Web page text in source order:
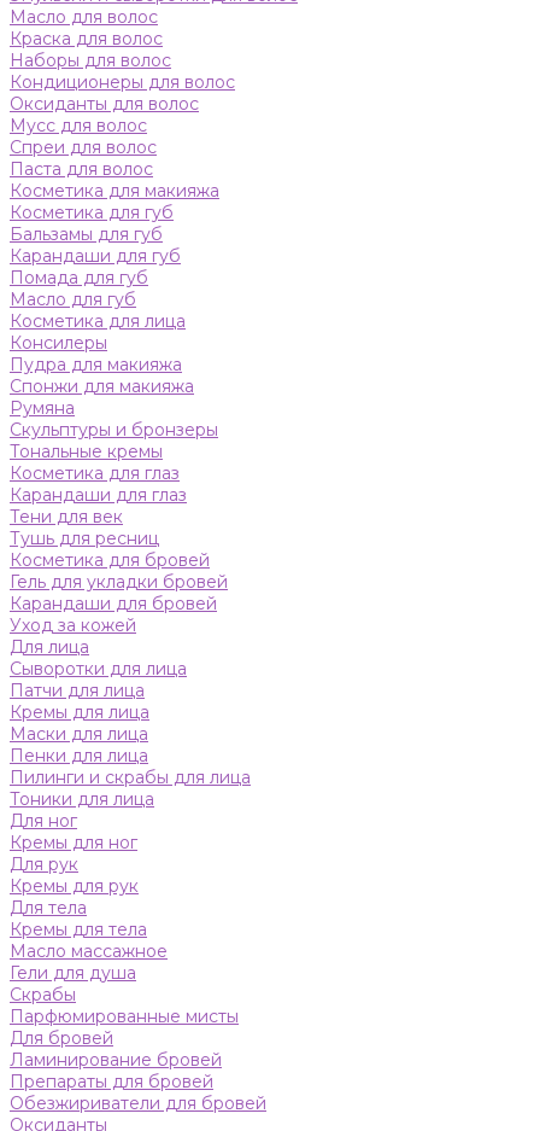
Масло для волос
Краска для волос
Наборы для волос
Кондиционеры для волос
Оксиданты для волос
Мусс для волос
Спреи для волос
Паста для волос
Косметика для макияжа
Косметика для губ
Бальзамы для губ
Карандаши для губ
Помада для губ
Масло для губ
Косметика для лица
Консилеры
Пудра для макияжа
Спонжи для макияжа
Румяна
Скульптуры и бронзеры
Тональные кремы
Косметика для глаз
Карандаши для глаз
Тени для век
Тушь для ресниц
Косметика для бровей
Гель для укладки бровей
Карандаши для бровей
Уход за кожей
Для лица
Сыворотки для лица
Патчи для лица
Кремы для лица
Маски для лица
Пенки для лица
Пилинги и скрабы для лица
Тоники для лица
Для ног
Кремы для ног
Для рук
Кремы для рук
Для тела
Кремы для тела
Масло массажное
Гели для душа
Скрабы
Парфюмированные мисты
Для бровей
Ламинирование бровей
Препараты для бровей
Обезжириватели для бровей
Оксиданты